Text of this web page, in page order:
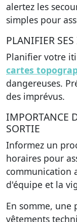
alertez les
simples pour
PLANIFIER
Planifier votre
cartes
dangereuses.
des imprévus.
IMPORTANCE
SORTIE
Informez un
horaires pour
communication
d'équipe et la
En somme, une
vêtements